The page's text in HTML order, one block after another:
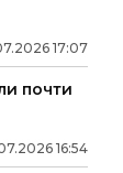
.2026 17:07
почти
.2026 16:54